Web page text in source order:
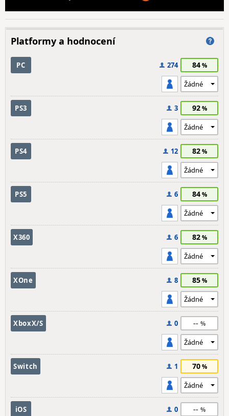
Platformy a hodnocení
PC 274 84
PS3 3 92
PS4 12 82
PS5 6 84
X360 6 82
XOne 8 85
XboxX/S 0 --
Switch 1 70
iOS 0 --